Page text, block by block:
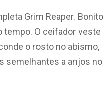
Grim Reaper. Bonito
tempo. O ceifador veste
o rosto no abismo,
semelhantes a anjos no